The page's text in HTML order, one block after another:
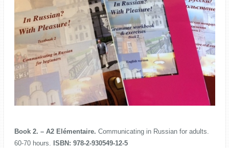
Book 2. – A2 Elémentaire. Communicating in Russian for adults.
60-70 hours. ISBN: 978-2-930549-12-5